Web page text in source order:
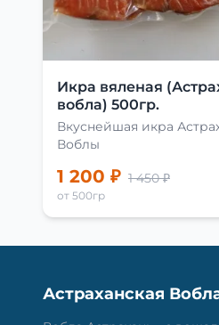
Икра вяленая
вобла) 500гр.
Вкуснейшая икра
Воблы
1 200 ₽ 1 450 ₽
от 500гр
Астраханская